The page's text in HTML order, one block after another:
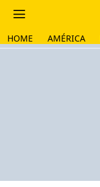
HOME AMÉRICA